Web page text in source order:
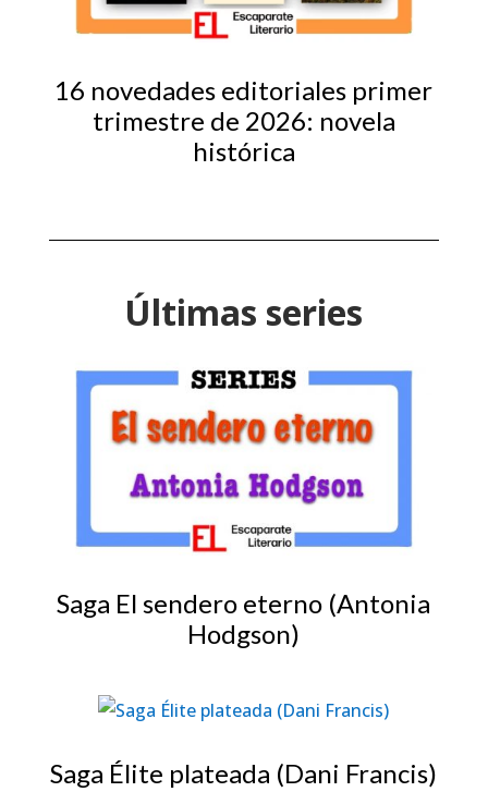
16 novedades editoriales primer
trimestre de 2026: novela
histórica
Últimas series
Saga El sendero eterno (Antonia
Hodgson)
Saga Élite plateada (Dani Francis)